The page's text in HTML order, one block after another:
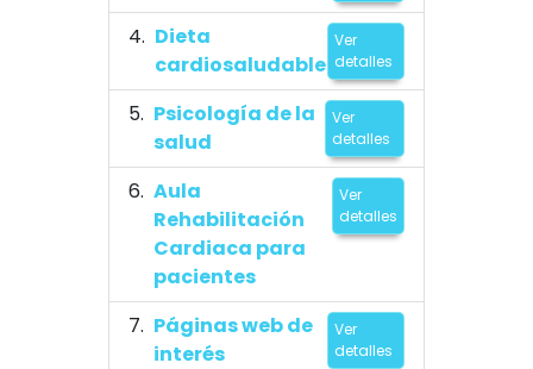
Dieta
cardiosaludable
Ver
detalles
Psicología de la
salud
Ver
detalles
Aula
Rehabilitación
Cardiaca para
pacientes
Ver
detalles
Páginas web de
interés
Ver
detalles